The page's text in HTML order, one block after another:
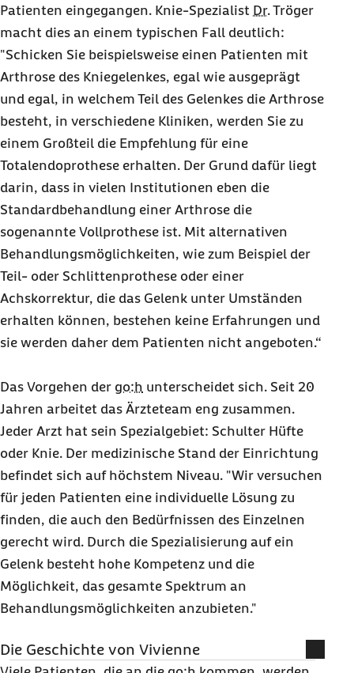
Patienten eingegangen. Knie-Spezialist Dr.Tröger
macht dies an einem typischen Fall deutlich:
"Schicken Sie beispielsweise einen Patienten mit
Arthrose des Kniegelenkes, egal wie ausgeprägt
und egal, in welchem Teil des Gelenkes die Arthrose
besteht, in verschiedene Kliniken, werden Sie zu
einem Großteil die Empfehlung für eine
Totalendoprothese erhalten. Der Grund dafür liegt
darin, dass in vielen Institutionen eben die
Standardbehandlung einer Arthrose die
sogenannte Vollprothese ist. Mit alternativen
Behandlungsmöglichkeiten, wie zum Beispiel der
Teil- oder Schlittenprothese oder einer
Achskorrektur, die das Gelenk unter Umständen
erhalten können, bestehen keine Erfahrungen und
sie werden daher dem Patienten nicht angeboten.“
Das Vorgehen der go:h unterscheidet sich. Seit 20
Jahren arbeitet das Ärzteteam eng zusammen.
Jeder Arzt hat sein Spezialgebiet: Schulter Hüfte
oder Knie. Der medizinische Stand der Einrichtung
befindet sich auf höchstem Niveau. "Wir versuchen
für jeden Patienten eine individuelle Lösung zu
finden, die auch den Bedürfnissen des Einzelnen
gerecht wird. Durch die Spezialisierung auf ein
Gelenk besteht hohe Kompetenz und die
Möglichkeit, das gesamte Spektrum an
Behandlungsmöglichkeiten anzubieten."
Die Geschichte von Vivienne